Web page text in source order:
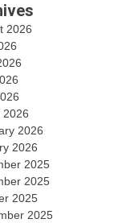
2026
2026
2026
2026
2025
2025
2025
2025